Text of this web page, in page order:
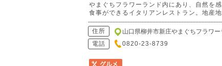
やまぐちフラワーランド内にあり、自然を
食事ができるイタリアンレストラン。地産
住所
山口県柳井市新庄やまぐちフラワー
電話
0820-23-8739